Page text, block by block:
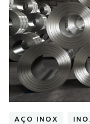
AÇO INOX